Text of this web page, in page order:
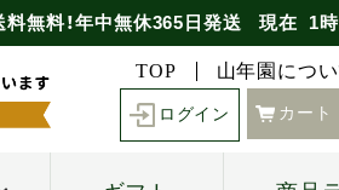
料無料！年中無休365日発送 現在 1時
TOP 山年園につ
ログイン カート